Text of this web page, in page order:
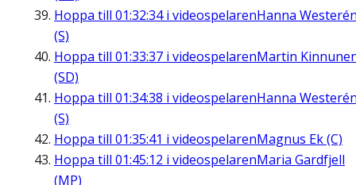
Hoppa till 01:32:34i videospelarenHanna
(S)
Hoppa till 01:33:37 i videospelarenMartin
(SD)
Hoppa till 01:34:38 i videospelarenHanna
(S)
Hoppa till 01:35:41 i videospelarenMagnus Ek (C)
Hoppa till 01:45:12 i videospelarenMaria Gardfjell
(MP)